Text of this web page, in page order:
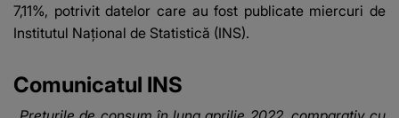
7,11%, potrivit datelor care au fost publicate miercuri de
Institutul Național de Statistică (INS).
Comunicatul INS